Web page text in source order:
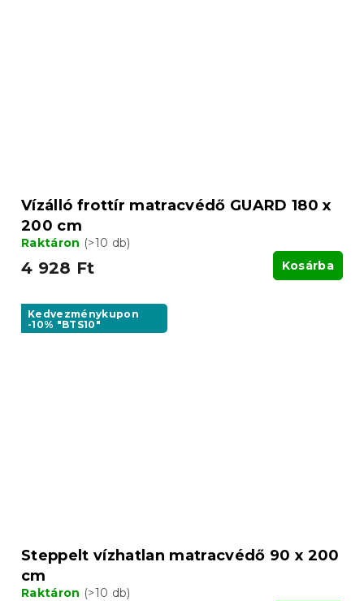
Vízálló frottír matracvédő GUARD 180 x
200 cm
Raktáron (>10 db)
4 928 Ft Kosárba
Kedvezménykupon
-10% "BTS10"
Steppelt vízhatlan matracvédő 90 x 200
cm
Raktáron (>10 db)